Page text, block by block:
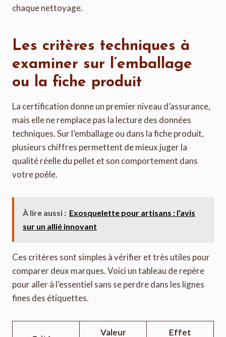
chaque nettoyage.
Les critères techniques à
examiner sur l’emballage
ou la fiche produit
La certification donne un premier niveau d’assurance,
mais elle ne remplace pas la lecture des données
techniques. Sur l’emballage ou dans la fiche produit,
plusieurs chiffres permettent de mieux juger la
qualité réelle du pellet et son comportement dans
votre poêle.
À lire aussi : Exosquelette pour artisans : l’avis
sur un allié innovant
Ces critères sont simples à vérifier et très utiles pour
comparer deux marques. Voici un tableau de repère
pour aller à l’essentiel sans se perdre dans les lignes
fines des étiquettes.
Valeur Effet